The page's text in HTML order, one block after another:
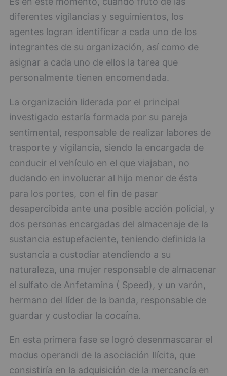
diferentes vigilancias y seguimientos, los
agentes logran identificar a cada uno de los
integrantes de su organización, así como de
asignar a cada uno de ellos la tarea que
personalmente tienen encomendada.
La organización liderada por el principal
investigado estaría formada por su pareja
sentimental, responsable de realizar labores de
trasporte y vigilancia, siendo la encargada de
conducir el vehículo en el que viajaban, no
dudando en involucrar al hijo menor de ésta
para los portes, con el fin de pasar
desapercibida ante una posible acción policial, y
dos personas encargadas del almacenaje de la
sustancia estupefaciente, teniendo definida la
sustancia a custodiar atendiendo a su
naturaleza, una mujer responsable de almacenar
el sulfato de Anfetamina ( Speed), y un varón,
hermano del líder de la banda, responsable de
guardar y custodiar la cocaína.
En esta primera fase se logró desenmascarar el
modus operandi de la asociación Ilícita, que
consistiría en la adquisición de la mercancía en